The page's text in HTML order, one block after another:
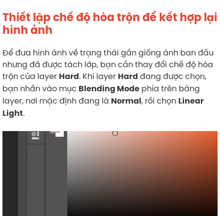
Thiết lập chế độ hòa trộn để kết hợp lại
hình ảnh
Để đưa hình ảnh về trạng thái gần giống ảnh ban đầu
nhưng đã được tách lớp, bạn cần thay đổi chế độ hòa
trộn của layer Hard. Khi layer Hard đang được chọn,
bạn nhấn vào mục Blending Mode phía trên bảng
layer, nơi mặc định đang là Normal, rồi chọn Linear
Light.